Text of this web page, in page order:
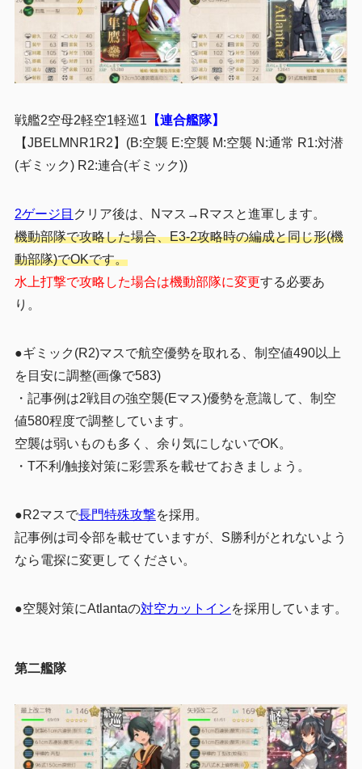
戦艦2空母2軽空1軽巡1 【連合艦隊】
【JBELMNR1R2】(B:空襲 E:空襲 M:空襲 N:通常 R1:対潜
(ギミック) R2:連合(ギミック))
2ゲージ目 クリア後は、Nマス→Rマスと進軍します。
機動部隊で攻略した場合、E3-2攻略時の編成と同じ形(機
動部隊)でOKです。
水上打撃で攻略した場合は機動部隊に変更する必要あ
り。
●ギミック(R2)マスで航空優勢を取れる、制空値490以上
を目安に調整(画像で583)
・記事例は2戦目の強空襲(Eマス)優勢を意識して、制空
値580程度で調整しています。
空襲は弱いものも多く、余り気にしないでOK。
・T不利/触接対策に彩雲系を載せておきましょう。
●R2マスで長門特殊攻撃を採用。
記事例は司令部を載せていますが、S勝利がとれないよう
なら電探に変更してください。
●空襲対策にAtlantaの対空カットインを採用しています。
第二艦隊